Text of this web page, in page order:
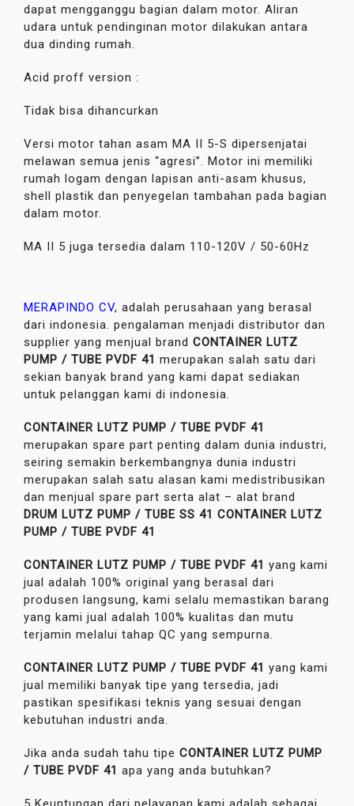
dapat mengganggu bagian dalam motor. Aliran
udara untuk pendinginan motor dilakukan antara
dua dinding rumah.
Acid proff version :
Tidak bisa dihancurkan
Versi motor tahan asam MA II 5-S dipersenjatai
melawan semua jenis “agresi”. Motor ini memiliki
rumah logam dengan lapisan anti-asam khusus,
shell plastik dan penyegelan tambahan pada bagian
dalam motor.
MA II 5 juga tersedia dalam 110-120V / 50-60Hz
MERAPINDO CV, adalah perusahaan yang berasal
dari indonesia. pengalaman menjadi distributor dan
supplier yang menjual brand CONTAINER LUTZ
PUMP / TUBE PVDF 41 merupakan salah satu dari
sekian banyak brand yang kami dapat sediakan
untuk pelanggan kami di indonesia.
CONTAINER LUTZ PUMP / TUBE PVDF 41
merupakan spare part penting dalam dunia industri,
seiring semakin berkembangnya dunia industri
merupakan salah satu alasan kami medistribusikan
dan menjual spare part serta alat – alat brand
DRUM LUTZ PUMP / TUBE SS 41 CONTAINER LUTZ
PUMP / TUBE PVDF 41
CONTAINER LUTZ PUMP / TUBE PVDF 41 yang kami
jual adalah 100% original yang berasal dari
produsen langsung, kami selalu memastikan barang
yang kami jual adalah 100% kualitas dan mutu
terjamin melalui tahap QC yang sempurna.
CONTAINER LUTZ PUMP / TUBE PVDF 41 yang kami
jual memiliki banyak tipe yang tersedia, jadi
pastikan spesifikasi teknis yang sesuai dengan
kebutuhan industri anda.
Jika anda sudah tahu tipe CONTAINER LUTZ PUMP
/ TUBE PVDF 41 apa yang anda butuhkan?